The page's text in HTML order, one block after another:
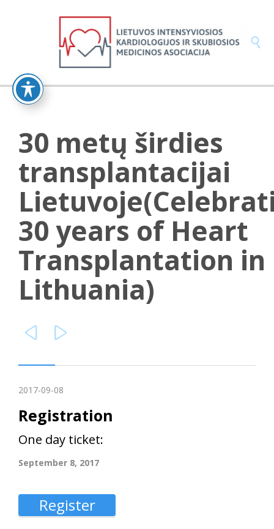

30 metų širdies
transplantacijai
30 years of Heart
Transplantation in
Lithuania)
 
2017-09-08
Registration
One day ticket:
September 8, 2017
Register